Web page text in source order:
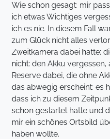
Wie schon gesagt: mir
ich etwas Wichtiges
ich es nie. In diesem Fall
zum Glück nicht alles
Zweitkamera dabei hatte:
nicht: den Akku
Reserve dabei, die ohne
das abwegig erscheint: es
dass ich zu diesem
schon gestartet hatte und
mir ein schönes Ortsbild
haben wollte.